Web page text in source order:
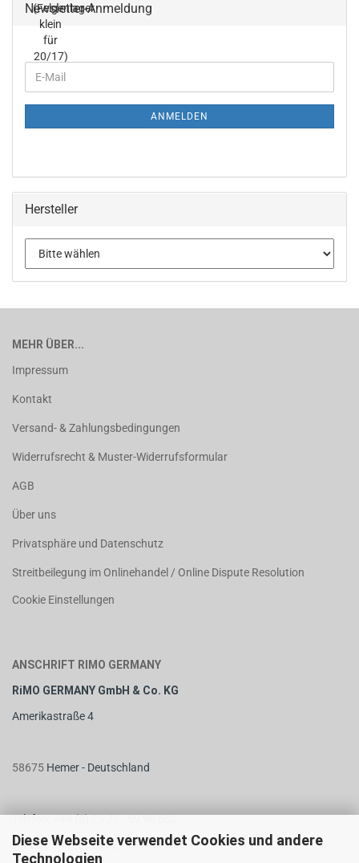
Diese Webseite verwendet Cookies und andere
Technologien
Newsletter-Anmeldung
ANMELDEN
Hersteller
MEHR ÜBER...
Impressum
Kontakt
Versand- & Zahlungsbedingungen
Widerrufsrecht & Muster-Widerrufsformular
AGB
Über uns
Privatsphäre und Datenschutz
Streitbeilegung im Onlinehandel / Online Dispute Resolution
Cookie Einstellungen
ANSCHRIFT RIMO GERMANY
RiMO GERMANY GmbH & Co. KG
Amerikastraße 4
58675 Hemer - Deutschland
Telefon: +49 (0) 23 72 - 59 99 500
Telefax: +49 (0) 23 72 - 59 99 510